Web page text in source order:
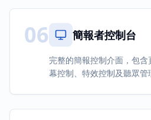
06 簡報者控制台
完整的簡報控制介面，包
幕控制、特效控制及聽眾管